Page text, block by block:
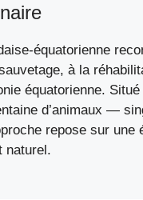
équatorienne
à la
équatorienne.
d’animaux —
repose sur
naturel.